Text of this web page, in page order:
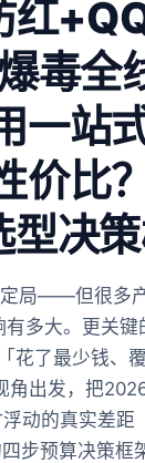
毒全
一站
价比
型决
定局——但很多
多大。更关键
花了最少钱、
角出发，把
动的真实差距
步预算决策框